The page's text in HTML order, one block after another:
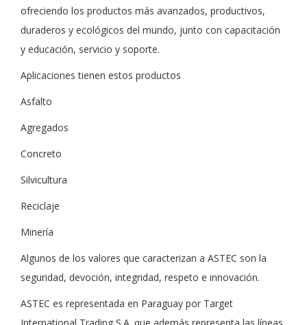
ofreciendo los productos más avanzados, productivos,
duraderos y ecológicos del mundo, junto con capacitación
y educación, servicio y soporte.
Aplicaciones tienen estos productos
Asfalto
Agregados
Concreto
Silvicultura
Reciclaje
Minería
Algunos de los valores que caracterizan a ASTEC son la
seguridad, devoción, integridad, respeto e innovación.
ASTEC es representada en Paraguay por Target